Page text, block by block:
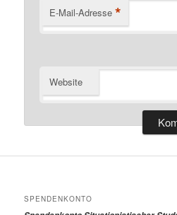
E-Mail-Adresse *
Website
SPENDENKONTO